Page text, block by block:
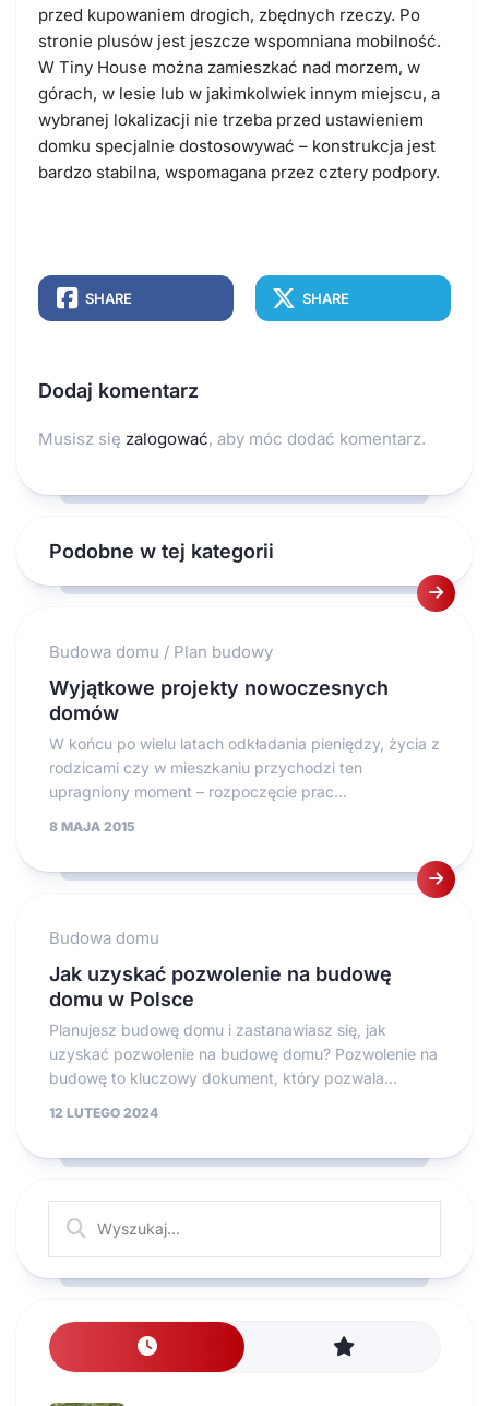
przed kupowaniem drogich, zbędnych rzeczy. Po
stronie plusów jest jeszcze wspomniana mobilność.
W Tiny House można zamieszkać nad morzem, w
górach, w lesie lub w jakimkolwiek innym miejscu, a
wybranej lokalizacji nie trzeba przed ustawieniem
domku specjalnie dostosowywać – konstrukcja jest
bardzo stabilna, wspomagana przez cztery podpory.
SHARE SHARE
Dodaj komentarz
Musisz się zalogować, aby móc dodać komentarz.
Podobne w tej kategorii
Budowa domu / Plan budowy
Wyjątkowe projekty nowoczesnych
domów
W końcu po wielu latach odkładania pieniędzy, życia z
rodzicami czy w mieszkaniu przychodzi ten
upragniony moment – rozpoczęcie prac...
8 MAJA 2015
Budowa domu
Jak uzyskać pozwolenie na budowę
domu w Polsce
Planujesz budowę domu i zastanawiasz się, jak
uzyskać pozwolenie na budowę domu? Pozwolenie na
budowę to kluczowy dokument, który pozwala...
12 LUTEGO 2024